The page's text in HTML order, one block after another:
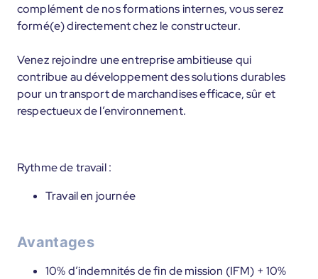
complément de nos formations internes, vous serez
formé(e) directement chez le constructeur.
Venez rejoindre une entreprise ambitieuse qui
contribue au développement des solutions durables
pour un transport de marchandises efficace, sûr et
respectueux de l’environnement.
Rythme de travail :
Travail en journée
Avantages
10% d’indemnités de fin de mission (IFM) + 10%